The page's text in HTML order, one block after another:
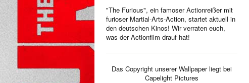
"The Furious", ein famoser Actionreißer mit
furioser Martial-Arts-Action, startet aktuell in
den deutschen Kinos! Wir verraten euch,
was der Actionfilm drauf hat!
Das Copyright unserer Wallpaper liegt bei
Capelight Pictures